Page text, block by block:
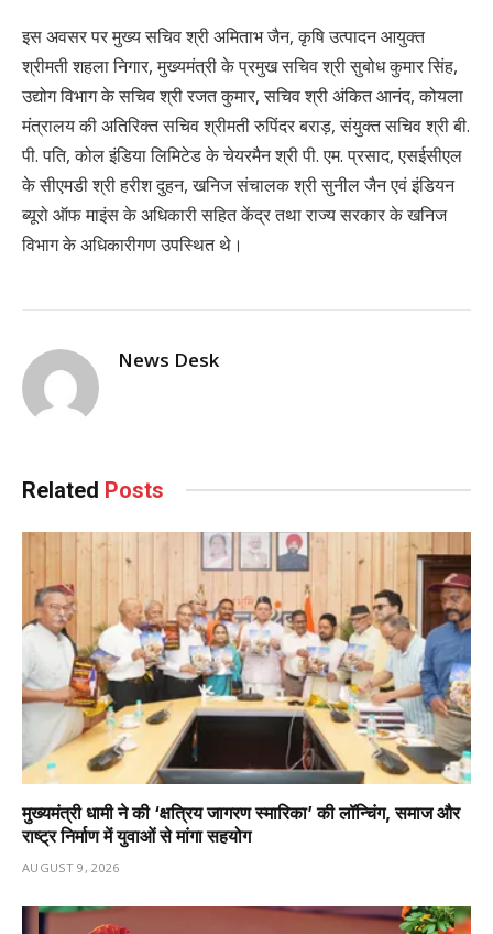
इस अवसर पर मुख्य सचिव श्री अमिताभ जैन, कृषि उत्पादन आयुक्त
श्रीमती शहला निगार, मुख्यमंत्री के प्रमुख सचिव श्री सुबोध कुमार सिंह,
उद्योग विभाग के सचिव श्री रजत कुमार, सचिव श्री अंकित आनंद, कोयला
मंत्रालय की अतिरिक्त सचिव श्रीमती रुपिंदर बराड़, संयुक्त सचिव श्री बी.
पी. पति, कोल इंडिया लिमिटेड के चेयरमैन श्री पी. एम. प्रसाद, एसईसीएल
के सीएमडी श्री हरीश दुहन, खनिज संचालक श्री सुनील जैन एवं इंडियन
ब्यूरो ऑफ माइंस के अधिकारी सहित केंद्र तथा राज्य सरकार के खनिज
विभाग के अधिकारीगण उपस्थित थे।
News Desk
Related Posts
मुख्यमंत्री धामी ने की ‘क्षत्रिय जागरण स्मारिका’ की लॉन्चिंग, समाज और
राष्ट्र निर्माण में युवाओं से मांगा सहयोग
AUGUST 9, 2026